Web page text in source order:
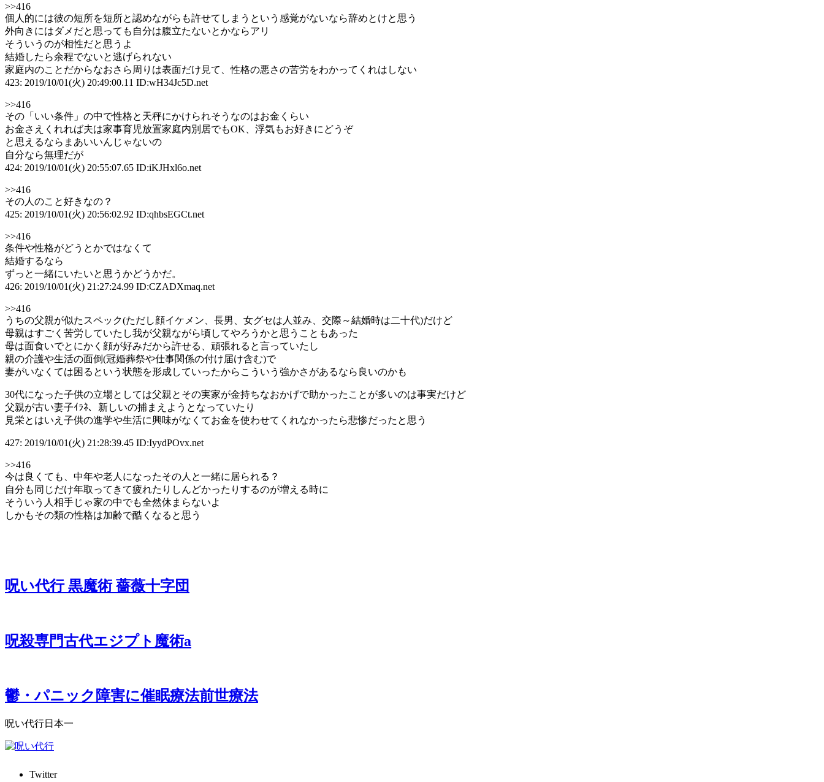
>>416
個人的には彼の短所を短所と認めながらも許せてしまうという感覚がないなら辞めとけと思う
外向きにはダメだと思っても自分は腹立たないとかならアリ
そういうのが相性だと思うよ
結婚したら余程でないと逃げられない
家庭内のことだからなおさら周りは表面だけ見て、性格の悪さの苦労をわかってくれはしない
423: 2019/10/01(火) 20:49:00.11 ID:wH34Jc5D.net
>>416
その「いい条件」の中で性格と天秤にかけられそうなのはお金くらい
お金さえくれれば夫は家事育児放置家庭内別居でもOK、浮気もお好きにどうぞ
と思えるならまあいいんじゃないの
自分なら無理だが
424: 2019/10/01(火) 20:55:07.65 ID:iKJHxl6o.net
>>416
その人のこと好きなの？
425: 2019/10/01(火) 20:56:02.92 ID:qhbsEGCt.net
>>416
条件や性格がどうとかではなくて
結婚するなら
ずっと一緒にいたいと思うかどうかだ。
426: 2019/10/01(火) 21:27:24.99 ID:CZADXmaq.net
>>416
うちの父親が似たスペック(ただし顔イケメン、長男、女グセは人並み、交際～結婚時は二十代)だけど
母親はすごく苦労していたし我が父親ながら頃してやろうかと思うこともあった
母は面食いでとにかく顔が好みだから許せる、頑張れると言っていたし
親の介護や生活の面倒(冠婚葬祭や仕事関係の付け届け含む)で
妻がいなくては困るという状態を形成していったからこういう強かさがあるなら良いのかも
30代になった子供の立場としては父親とその実家が金持ちなおかげで助かったことが多いのは事実だけど
父親が古い妻子ｲﾗﾈ、新しいの捕まえようとなっていたり
見栄とはいえ子供の進学や生活に興味がなくてお金を使わせてくれなかったら悲惨だったと思う
427: 2019/10/01(火) 21:28:39.45 ID:IyydPOvx.net
>>416
今は良くても、中年や老人になったその人と一緒に居られる？
自分も同じだけ年取ってきて疲れたりしんどかったりするのが増える時に
そういう人相手じゃ家の中でも全然休まらないよ
しかもその類の性格は加齢で酷くなると思う
呪い代行 黒魔術 薔薇十字団
呪殺専門古代エジプト魔術a
鬱・パニック障害に催眠療法前世療法
呪い代行日本一
Twitter